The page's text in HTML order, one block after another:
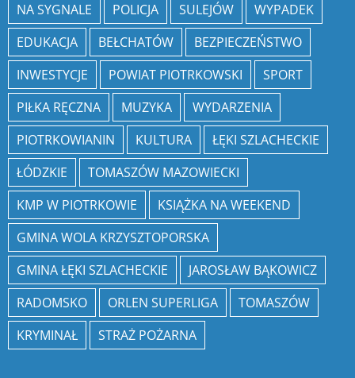
NA SYGNALE
POLICJA SULEJÓW
WYPADEK
EDUKACJA
BEŁCHATÓW
BEZPIECZEŃSTWO
INWESTYCJE
POWIAT PIOTRKOWSKI
SPORT
PIŁKA RĘCZNA
MUZYKA
WYDARZENIA
PIOTRKOWIANIN
KULTURA
ŁĘKI SZLACHECKIE
ŁÓDZKIE
TOMASZÓW MAZOWIECKI
KMP W PIOTRKOWIE
KSIĄŻKA NA WEEKEND
GMINA WOLA KRZYSZTOPORSKA
GMINA ŁĘKI SZLACHECKIE
JAROSŁAW BĄKOWICZ
RADOMSKO
ORLEN SUPERLIGA
TOMASZÓW
KRYMINAŁ
STRAŻ POŻARNA